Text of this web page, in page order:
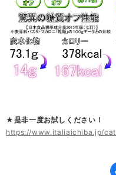
★是非一度お試しください！
https://www.italiaichiba.jp/